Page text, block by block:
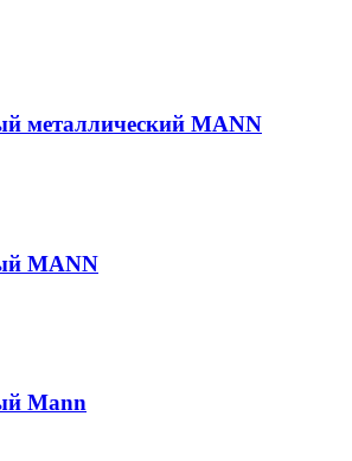
металлический MANN
MANN
Mann